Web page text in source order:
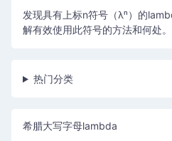
发现具有上标n符号（λⁿ）的
解有效使用此符号的方法和何处。
热门分类
希腊大写字母lambda